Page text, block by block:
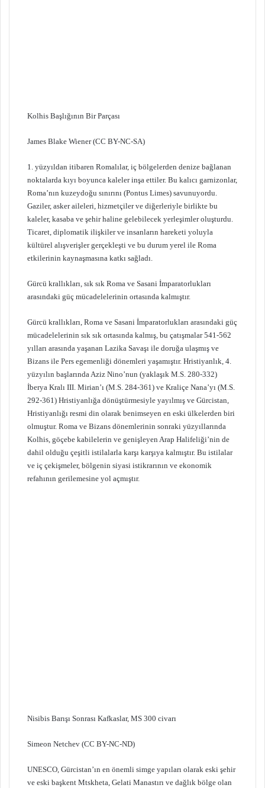
Kolhis Başlığının Bir Parçası
James Blake Wiener (CC BY-NC-SA)
1. yüzyıldan itibaren Romalılar, iç bölgelerden denize bağlanan
noktalarda kıyı boyunca kaleler inşa ettiler. Bu kalıcı garnizonlar,
Roma’nın kuzeydoğu sınırını (Pontus Limes) savunuyordu.
Gaziler, asker aileleri, hizmetçiler ve diğerleriyle birlikte bu
kaleler, kasaba ve şehir haline gelebilecek yerleşimler oluşturdu.
Ticaret, diplomatik ilişkiler ve insanların hareketi yoluyla
kültürel alışverişler gerçekleşti ve bu durum yerel ile Roma
etkilerinin kaynaşmasına katkı sağladı.
Gürcü krallıkları, sık sık Roma ve Sasani İmparatorlukları
arasındaki güç mücadelelerinin ortasında kalmıştır.
Gürcü krallıkları, Roma ve Sasani İmparatorlukları arasındaki güç
mücadelelerinin sık sık ortasında kalmış, bu çatışmalar 541-562
yılları arasında yaşanan Lazika Savaşı ile doruğa ulaşmış ve
Bizans ile Pers egemenliği dönemleri yaşamıştır. Hristiyanlık, 4.
yüzyılın başlarında Aziz Nino’nun (yaklaşık M.S. 280-332)
İberya Kralı III. Mirian’ı (M.S. 284-361) ve Kraliçe Nana’yı (M.S.
292-361) Hristiyanlığa dönüştürmesiyle yayılmış ve Gürcistan,
Hristiyanlığı resmi din olarak benimseyen en eski ülkelerden biri
olmuştur. Roma ve Bizans dönemlerinin sonraki yüzyıllarında
Kolhis, göçebe kabilelerin ve genişleyen Arap Halifeliği’nin de
dahil olduğu çeşitli istilalarla karşı karşıya kalmıştır. Bu istilalar
ve iç çekişmeler, bölgenin siyasi istikrarının ve ekonomik
refahının gerilemesine yol açmıştır.
Nisibis Barışı Sonrası Kafkaslar, MS 300 civarı
Simeon Netchev (CC BY-NC-ND)
UNESCO, Gürcistan’ın en önemli simge yapıları olarak eski şehir
ve eski başkent Mtskheta, Gelati Manastırı ve dağlık bölge olan